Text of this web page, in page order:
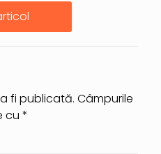
fi publicată. Câmpurile
cu *